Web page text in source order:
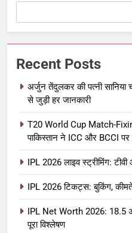
Recent Posts
अर्जुन तेंदुलकर की पत्नी सानिया
से जुड़ी हर जानकारी
T20 World Cup Match-
पाकिस्तान ने ICC और BCCI पर
IPL 2026 लाइव स्ट्रीमिंग:
IPL 2026 टिकट्स: बुकिंग,
IPL Net Worth 2026: 18.5
पूरा विश्लेषण
IPL